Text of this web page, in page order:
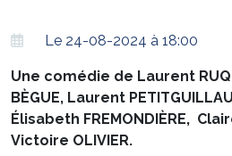
Le 24-08-2024 à 18:00
Une comédie de Laurent
BÈGUE, Laurent
Élisabeth FREMONDIÈRE,
Victoire OLIVIER.